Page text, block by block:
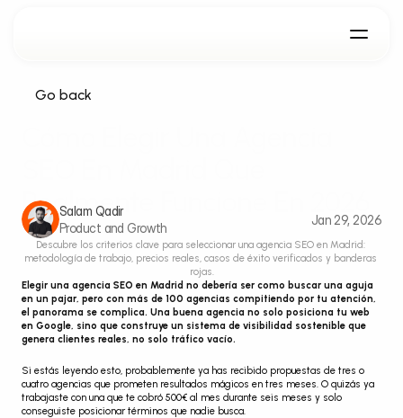
Go back
Realmente Funcione En 2026
Salam Qadir
Product and Growth
Jan 29, 2026
Descubre los criterios clave para seleccionar una agencia SEO en Madrid:
metodología de trabajo, precios reales, casos de éxito verificados y banderas
rojas.
Elegir una agencia SEO en Madrid no debería ser como buscar una aguja
en un pajar, pero con más de 100 agencias compitiendo por tu atención,
el panorama se complica. Una buena agencia no solo posiciona tu web
en Google, sino que construye un sistema de visibilidad sostenible que
genera clientes reales, no solo tráfico vacío.
Si estás leyendo esto, probablemente ya has recibido propuestas de tres o
cuatro agencias que prometen resultados mágicos en tres meses. O quizás ya
trabajaste con una que te cobró 500€ al mes durante seis meses y solo
conseguiste posicionar términos que nadie busca.